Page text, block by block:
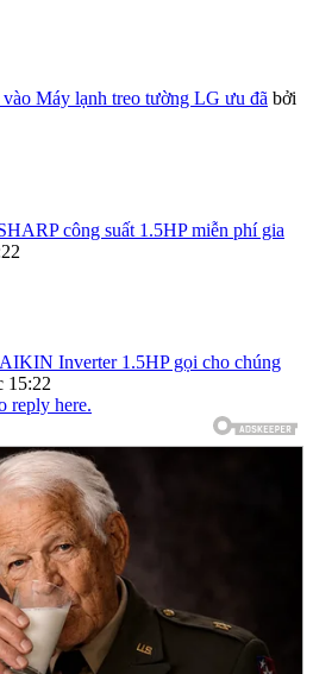
Máy lạnh treo tường LG ưu đã bởi
công suất 1.5HP miễn phí gia
Inverter 1.5HP gọi cho chúng
15:22
reply here.